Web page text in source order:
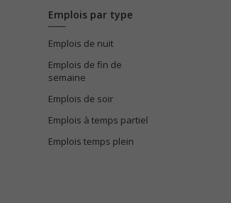
Emplois par type
Emplois de nuit
Emplois de fin de
semaine
Emplois de soir
Emplois à temps partiel
Emplois temps plein